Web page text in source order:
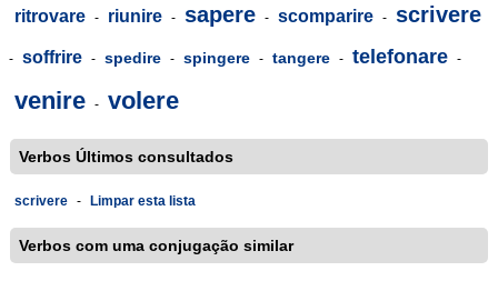
ritrovare - riunire - sapere - scomparire - scrivere
- soffrire - spedire - spingere - tangere - telefonare -
venire - volere
Verbos Últimos consultados
scrivere - Limpar esta lista
Verbos com uma conjugação similar